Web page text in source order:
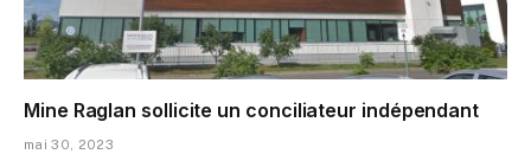
Mine Raglan sollicite un conciliateur indépendant
mai 30, 2023